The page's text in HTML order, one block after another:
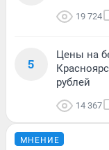
19 724
5
Цены на
рублей
14 367
МНЕНИЕ